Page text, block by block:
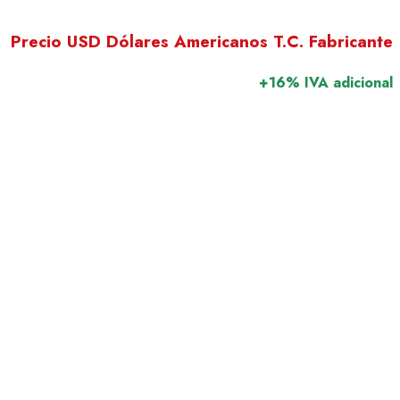
Precio USD Dólares Americanos T.C. Fabricante
+16% IVA adicional